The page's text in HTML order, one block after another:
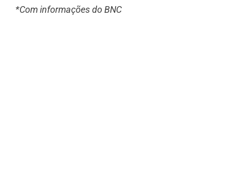
*Com informações do BNC